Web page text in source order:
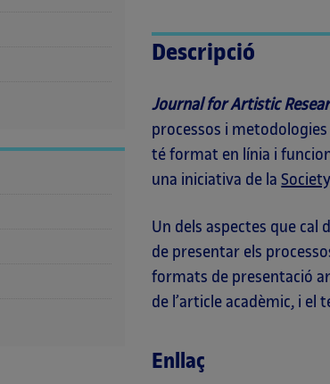
Descripció
Journal for Artistic
processos i
té format en línia i
una iniciativa de la
Un dels aspectes que cal
de presentar els
formats de presentació
de l’article acadèmic, i
Enllaç